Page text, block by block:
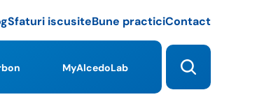
MyAlcedoLab
Sfaturi iscusiteBune practiciContact